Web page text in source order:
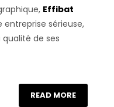
Effibat
sérieuse,
de ses
READ MORE